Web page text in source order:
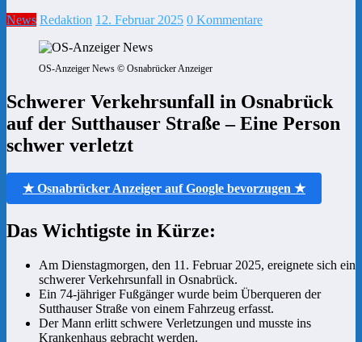
News Redaktion 12. Februar 2025 0 Kommentare
OS-Anzeiger News © Osnabrücker Anzeiger
Schwerer Verkehrsunfall in Osnabrück
auf der Sutthauser Straße – Eine Person
schwer verletzt
★ Osnabrücker Anzeiger auf Google bevorzugen ★
Das Wichtigste in Kürze:
Am Dienstagmorgen, den 11. Februar 2025, ereignete sich ein
schwerer Verkehrsunfall in Osnabrück.
Ein 74-jähriger Fußgänger wurde beim Überqueren der
Sutthauser Straße von einem Fahrzeug erfasst.
Der Mann erlitt schwere Verletzungen und musste ins
Krankenhaus gebracht werden.